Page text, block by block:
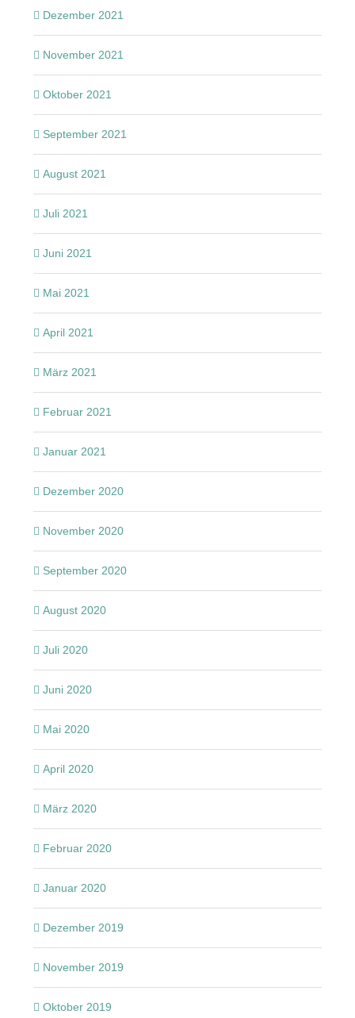
Dezember 2021
November 2021
Oktober 2021
September 2021
August 2021
Juli 2021
Juni 2021
Mai 2021
April 2021
März 2021
Februar 2021
Januar 2021
Dezember 2020
November 2020
September 2020
August 2020
Juli 2020
Juni 2020
Mai 2020
April 2020
März 2020
Februar 2020
Januar 2020
Dezember 2019
November 2019
Oktober 2019